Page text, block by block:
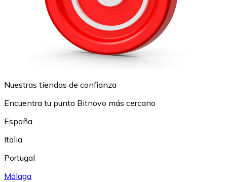
Nuestras tiendas de confianza
Encuentra tu punto Bitnovo más cercano
España
Italia
Portugal
Málaga